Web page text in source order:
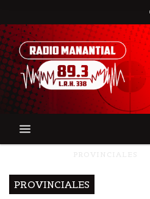
PROVINCIALES